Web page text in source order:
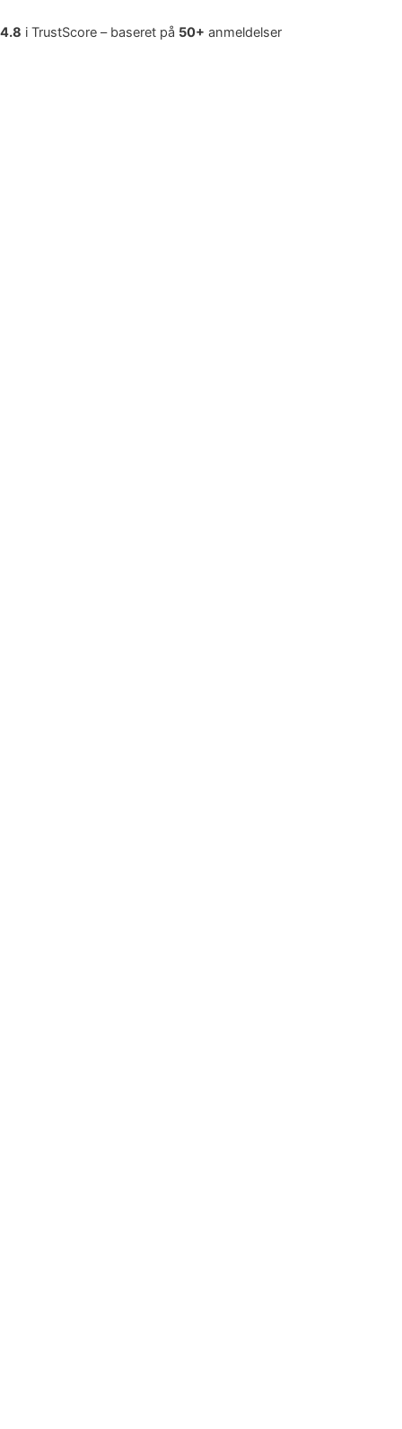
t e
4.8 i TrustScore – baseret på 50+ anmeldelser